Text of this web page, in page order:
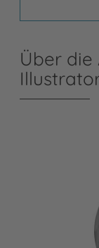
Über die